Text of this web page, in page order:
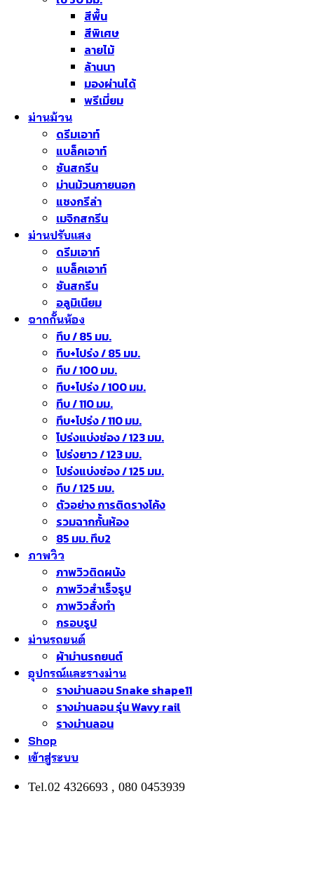
สีพื้น
สีพิเศษ
ลายไม้
ล้านนา
มองผ่านได้
พรีเมี่ยม
ม่านม้วน
ดรีมเอาท์
แบล็คเอาท์
ซันสกรีน
ม่านม้วนภายนอก
แชงกรีล่า
เมจิกสกรีน
ม่านปรับแสง
ดรีมเอาท์
แบล็คเอาท์
ซันสกรีน
อลูมิเนียม
ฉากกั้นห้อง
ทึบ / 85 มม.
ทึบ+โปร่ง / 85 มม.
ทึบ / 100 มม.
ทึบ+โปร่ง / 100 มม.
ทึบ / 110 มม.
ทึบ+โปร่ง / 110 มม.
โปร่งแบ่งช่อง / 123 มม.
โปร่งยาว / 123 มม.
โปร่งแบ่งช่อง / 125 มม.
ทึบ / 125 มม.
ตัวอย่าง การติดรางโค้ง
รวมฉากกั้นห้อง
85 มม. ทึบ2
ภาพวิว
ภาพวิวติดผนัง
ภาพวิวสำเร็จรูป
ภาพวิวสั่งทำ
กรอบรูป
ม่านรถยนต์
ผ้าม่านรถยนต์
อุปกรณ์และรางม่าน
รางม่านลอน Snake shape11
รางม่านลอน รุ่น Wavy rail
รางม่านลอน
Shop
เข้าสู่ระบบ
Tel.02 4326693 , 080 0453939